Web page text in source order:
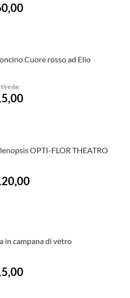
Cuore rosso ad Elio
da:
OPTI-FLOR THEATRO
in campana di vetro